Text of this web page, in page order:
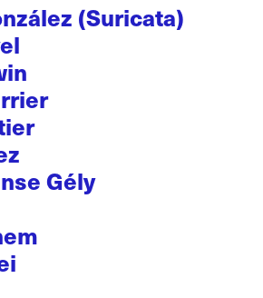
(Suricata)
Gély